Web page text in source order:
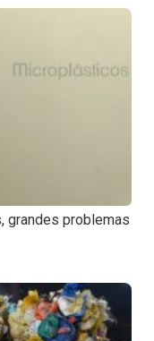
grandes problemas